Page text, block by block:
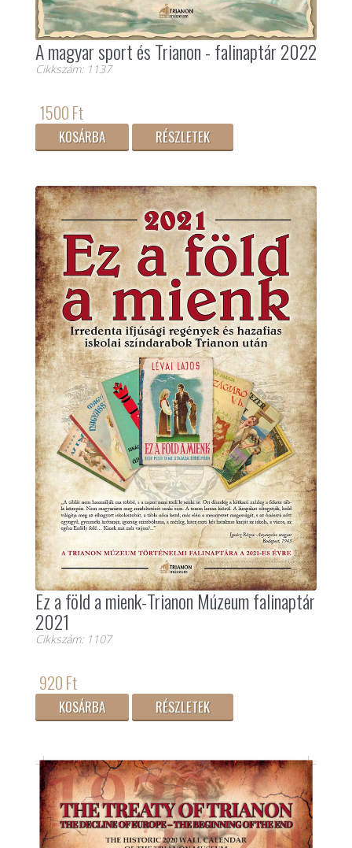
A magyar sport és Trianon - falinaptár 2022
Cikkszám: 1137
1500 Ft
KOSÁRBA RÉSZLETEK
Ez a föld a mienk-Trianon Múzeum falinaptár
2021
Cikkszám: 1107
920 Ft
KOSÁRBA RÉSZLETEK